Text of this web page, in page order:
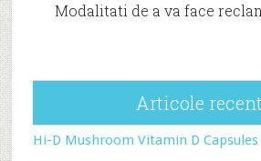
Modalitati de a va face
Articole
Hi-D Mushroom Vitamin D Capsules